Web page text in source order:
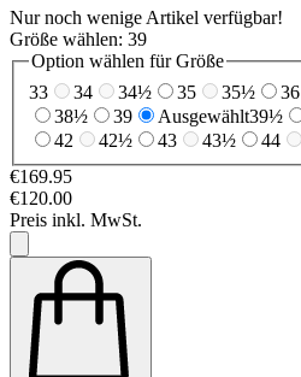
Nur noch wenige Artikel verfügbar!
Größe wählen: 39
Option wählen für Größe
33
34 34½ 35 35½ 36
38½
39 Ausgewählt39½
42
42½ 43 43½ 44
€169.95
€120.00
Preis inkl. MwSt.